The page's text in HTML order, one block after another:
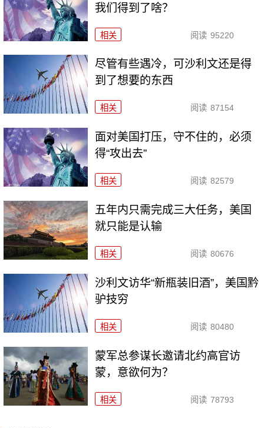
我们得到了啥？
相关 阅读 95220
尽管有些遇冷，可沙利文还是得
到了想要的东西
相关 阅读 87154
面对美国打压，守不住的，必须
得“攻出去”
相关 阅读 82579
五年内只需完成三大任务，美国
就只能是认输
相关 阅读 80676
沙利文访华“新瓶装旧酒”，美国黔
驴技穷
相关 阅读 80480
​蒙军总参谋长邀请北约高官访
蒙，意欲何为？
相关 阅读 78793